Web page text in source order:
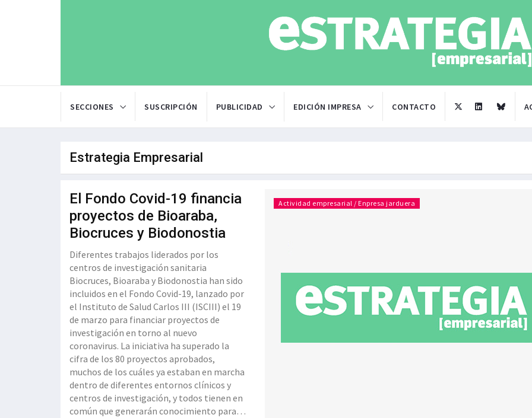
SECCIONES SUSCRIPCIÓN PUBLICIDAD EDICIÓN IMPRESA CONTACTO
Estrategia Empresarial
El Fondo Covid-19 financia
proyectos de Bioaraba,
Biocruces y Biodonostia
Diferentes trabajos liderados por los
centros de investigación sanitaria
Biocruces, Bioaraba y Biodonostia han sido
incluidos en el Fondo Covid-19, lanzado por
el Instituto de Salud Carlos III (ISCIII) el 19
de marzo para financiar proyectos de
investigación en torno al nuevo
coronavirus. La iniciativa ha superado la
cifra de los 80 proyectos aprobados,
muchos de los cuáles ya estaban en marcha
dentro de diferentes entornos clínicos y
centros de investigación, y todos tienen en
común que generarán conocimiento para
Actividad empresarial / Enpresa jarduera